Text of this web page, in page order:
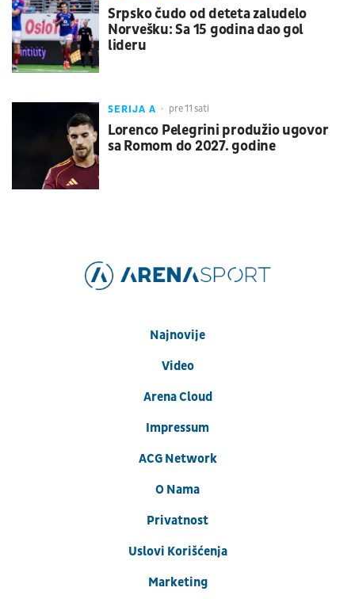
Srpsko čudo od deteta zaludelo
Norvešku: Sa 15 godina dao gol
lideru
SERIJA A pre 11 sati
Lorenco Pelegrini produžio ugovor
sa Romom do 2027. godine
Najnovije
Video
Arena Cloud
Impressum
ACG Network
O Nama
Privatnost
Uslovi Korišćenja
Marketing